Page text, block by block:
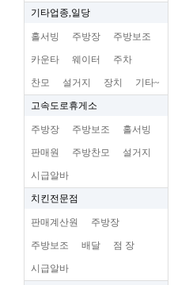
기타업종,일당
홀서빙 주방장 주방보조
카운타 웨이터 주차
찬모 설거지 장치 기타~
고속도로휴게소
주방장 주방보조 홀서빙
판매원 주방찬모 설거지
시급알바
치킨전문점
판매계산원 주방장
주방보조 배달 점 장
시급알바